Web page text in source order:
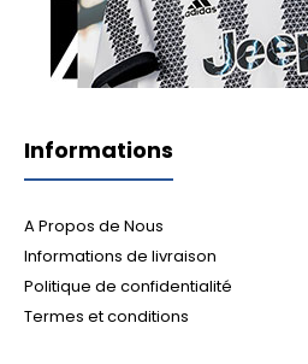
Informations
A Propos de Nous
Informations de livraison
Politique de confidentialité
Termes et conditions